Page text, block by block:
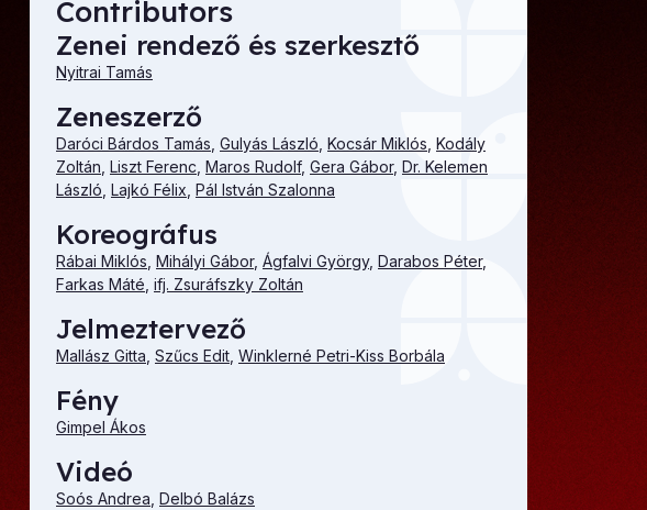
Contributors
Zenei rendező és szerkesztő
Nyitrai Tamás
Zeneszerző
Daróci Bárdos Tamás Gulyás László Kocsár Miklós Kodály
Zoltán Liszt Ferenc Maros Rudolf, Gera Gábor, Dr. Kelemen
László Lajkó Félix Pál István Szalonna
Koreográfus
Rábai Miklós Mihályi Gábor, Ágfalvi György, Darabos Péter,
Farkas Máté ifj. Zsuráfszky Zoltán
Jelmeztervező
Mallász Gitta Szűcs Edit Winklerné Petri-Kiss Borbála
Fény
Gimpel Ákos
Videó
Soós Andrea Delbó Balázs